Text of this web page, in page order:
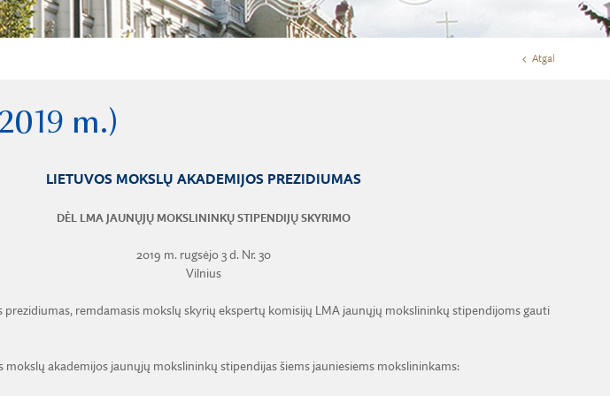
Atgal
m.)
LIETUVOS MOKSLŲ AKADEMIJOS PREZIDIUMAS
DĖL LMA JAUNŲJŲ MOKSLININKŲ STIPENDIJŲ SKYRIMO
2019 m. rugsėjo 3 d. Nr. 30
Vilnius
prezidiumas, remdamasis mokslų skyrių ekspertų komisijų LMA jaunųjų mokslininkų stipendijoms gauti
mokslų akademijos jaunųjų mokslininkų stipendijas šiems jauniesiems mokslininkams: